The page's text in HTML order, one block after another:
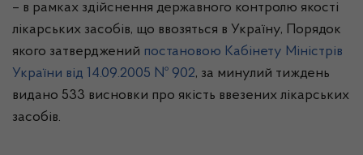
– в рамках здійснення державного контролю якості
лікарських засобів, що ввозяться в Україну, Порядок
якого затверджений постановою Кабінету Міністрів
України від 14.09.2005 № 902, за минулий тиждень
видано 533 висновки про якість ввезених лікарських
засобів.